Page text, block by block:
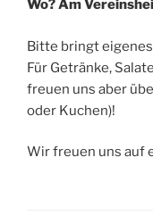
Wo?Am
Bitte bringt
Für Getränke,
freuen uns aber
oder Kuchen)!
Wir freuen uns auf